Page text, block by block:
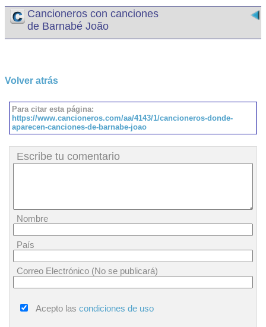
Cancioneros con canciones
de Barnabé João
Volver atrás
Para citar esta página:
https://www.cancioneros.com/aa/4143/1/cancioneros-donde-
aparecen-canciones-de-barnabe-joao
Escribe tu comentario
Nombre
País
Correo Electrónico (No se publicará)
Acepto las condiciones de uso